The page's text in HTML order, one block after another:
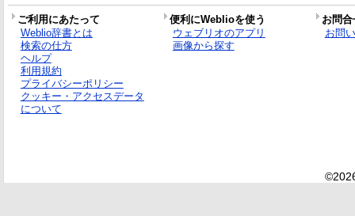
ご利用にあたって 便利にWeblioを使う
お問
Weblio辞書とは
検索の仕方
ヘルプ
利用規約
プライバシーポリシー
クッキー・アクセスデータ
について
ウェブリオのアプリ
画像から探す
お問